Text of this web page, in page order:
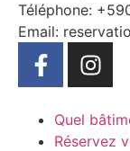
Téléphone:
Email:
Quel
Réservez